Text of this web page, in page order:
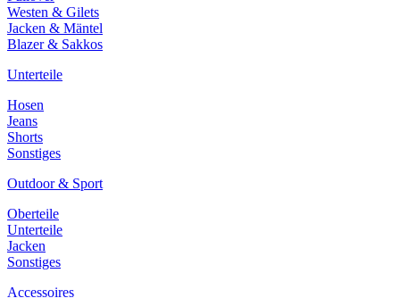
Westen & Gilets
Jacken & Mäntel
Blazer & Sakkos
Unterteile
Hosen
Jeans
Shorts
Sonstiges
Outdoor & Sport
Oberteile
Unterteile
Jacken
Sonstiges
Accessoires